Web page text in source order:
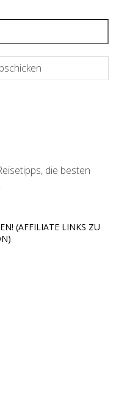
die besten
(AFFILIATE LINKS ZU